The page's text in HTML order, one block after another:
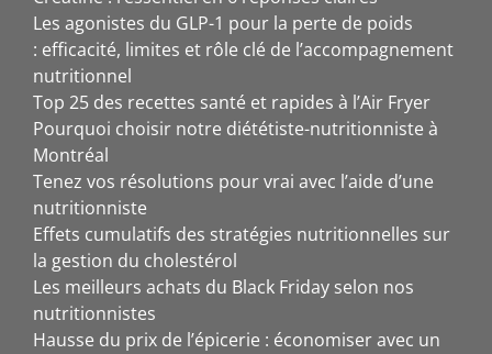
Les agonistes du GLP-1 pour la perte de poids
: efficacité, limites et rôle clé de l’accompagnement
nutritionnel
Top 25 des recettes santé et rapides à l’Air Fryer
Pourquoi choisir notre diététiste-nutritionniste à
Montréal
Tenez vos résolutions pour vrai avec l’aide d’une
nutritionniste
Effets cumulatifs des stratégies nutritionnelles sur
la gestion du cholestérol
Les meilleurs achats du Black Friday selon nos
nutritionnistes
Hausse du prix de l’épicerie : économiser avec un